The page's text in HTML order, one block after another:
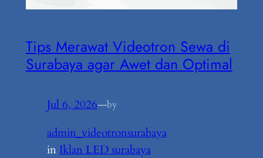
Tips Merawat Videotron Sewa di
Surabaya agar Awet dan Optimal
Jul 6, 2026—by
admin_videotronsurabaya
in Iklan LED surabaya